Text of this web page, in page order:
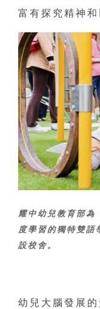
富有探究精神
耀中幼兒教育部
度學習的獨特雙語
設校舍。
幼兒大腦發展